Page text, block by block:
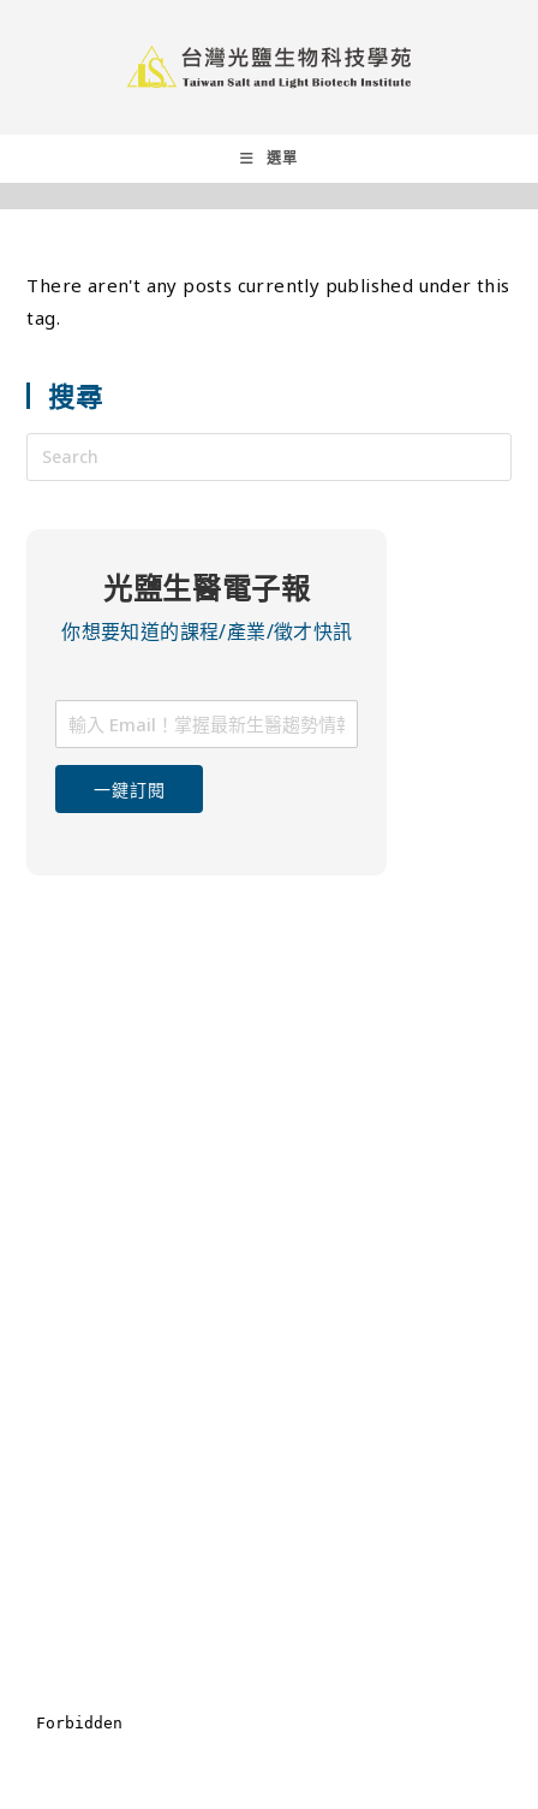
選單
There aren't any posts currently published under this
tag.
搜尋
光鹽生醫電子報
你想要知道的課程/產業/徵才快訊
一鍵訂閱